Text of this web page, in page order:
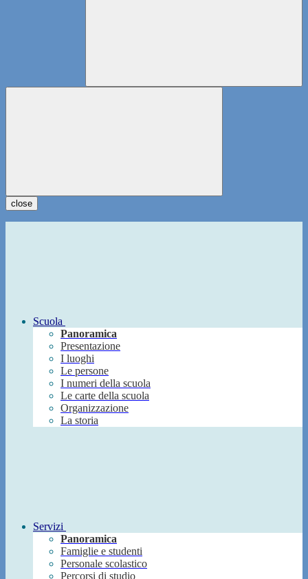
close
Scuola
Panoramica
Presentazione
I luoghi
Le persone
I numeri della scuola
Le carte della scuola
Organizzazione
La storia
Servizi
Panoramica
Famiglie e studenti
Personale scolastico
Percorsi di studio